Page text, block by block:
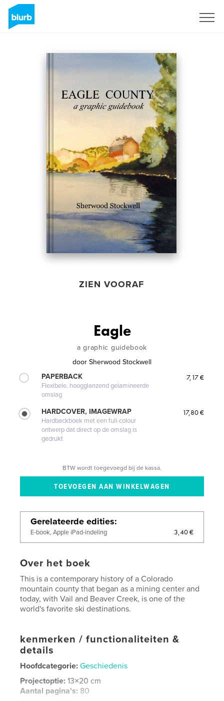
ZIEN VOORAF
Eagle
a graphic guidebook
door Sherwood Stockwell
PAPERBACK
Flexibele, hoogglanzend gelamineerde
omslag
7,17 €
HARDCOVER, IMAGEWRAP
Hardbackboek met een full-colour
ontwerp dat direct op de omslag is
gedrukt
17,80 €
BTW wordt toegevoegd bij de kassa.
Gerelateerde edities
E-book, Apple iPad-indeling 3,40 €
Over het boek
This is a contemporary history of a Colorado
mountain county that began as a mining center and
today, with Vail and Beaver Creek, is one of the
world's favorite ski destinations.
kenmerken / functionaliteiten &
details
Hoofdcategorie: Geschiedenis
Projectoptie:13×20 cm
Aantal pagina's: 80